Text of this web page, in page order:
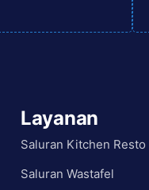
Layanan
Saluran Kitchen Resto
Saluran Wastafel